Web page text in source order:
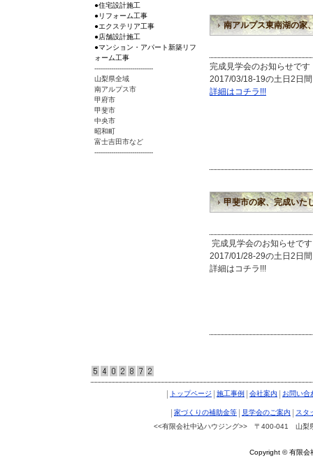
●住宅設計施工
●リフォーム工事
●エクステリア工事
●店舗設計施工
●マンション・アパート新築リフ
ォーム工事
----------------------------
山梨県全域
南アルプス市
甲府市
甲斐市
中央市
昭和町
富士吉田市など
----------------------------
南アルプス東南湖の家
完成見学会のお知らせです
2017/03/18-19の土日2日
詳細はコチラ!!!
甲斐市の家、完成いた
完成見学会のお知らせで
2017/01/28-29の土日2日
詳細はコチラ!!!
トップページ 施工事例 会社案内 お問い合
家づくりの補助金等 見学会のご案内
スタ
<<有限会社中込ハウジング>> 〒400-041 山
Copyright © 有限会